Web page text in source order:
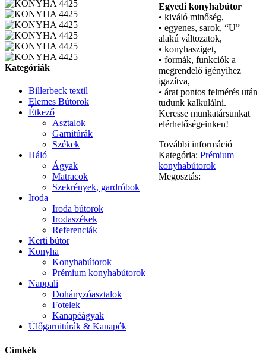
Egyedi konyhabútor
• kiváló minőség,
• egyenes, sarok, “U”
alakú változatok,
• konyhasziget,
• formák, funkciók a
megrendelő igényihez
igazítva,
• árat pontos felmérés után
tudunk kalkulálni.
Keresse munkatársunkat
elérhetőségeinken!
További információ
Kategória:Prémium
konyhabútorok
Megosztás:
Kategóriák
Billerbeck textil
Elemes Bútorok
Étkező
Asztalok
Garnitúrák
Székek
Háló
Ágyak
Matracok
Szekrények, gardróbok
Iroda
Iroda bútorok
Irodaszékek
Referenciák
Kerti bútor
Konyha
Konyhabútorok
Prémium konyhabútorok
Nappali
Dohányzóasztalok
Fotelek
Kanapéágyak
Ülőgarnitúrák & Kanapék
Címkék